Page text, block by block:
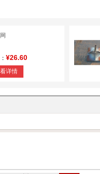
¥26.60
详情